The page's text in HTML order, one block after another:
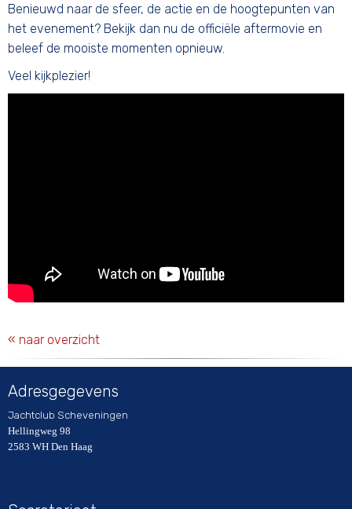
Benieuwd naar de sfeer, de actie en de hoogtepunten van
het evenement? Bekijk dan nu de officiële aftermovie en
beleef de mooiste momenten opnieuw.
Veel kijkplezier!
« naar overzicht
Adresgegevens
Jachtclub Scheveningen
Hellingweg 98
2583 WH Den Haag